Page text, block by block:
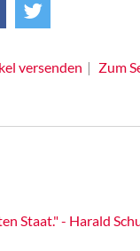
versenden Zum
Staat." - Harald